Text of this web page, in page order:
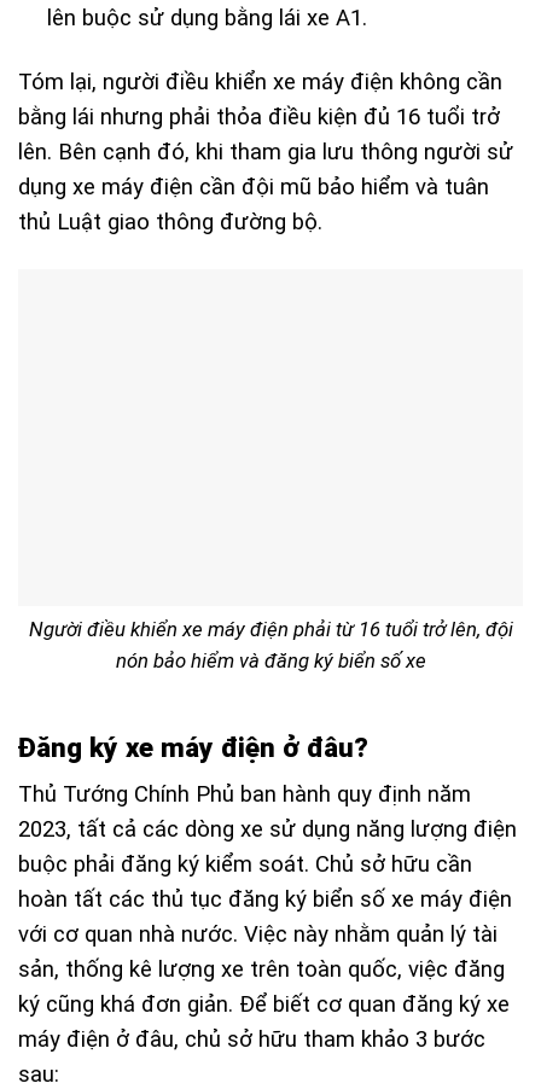
lên buộc sử dụng bằng lái xe A1.
Tóm lại, người điều khiển xe máy điện không cần
bằng lái nhưng phải thỏa điều kiện đủ 16 tuổi trở
lên. Bên cạnh đó, khi tham gia lưu thông người sử
dụng xe máy điện cần đội mũ bảo hiểm và tuân
thủ Luật giao thông đường bộ.
Người điều khiển xe máy điện phải từ 16 tuổi trở lên, đội
nón bảo hiểm và đăng ký biển số xe
Đăng ký xe máy điện ở đâu?
Thủ Tướng Chính Phủ ban hành quy định năm
2023, tất cả các dòng xe sử dụng năng lượng điện
buộc phải đăng ký kiểm soát. Chủ sở hữu cần
hoàn tất các thủ tục đăng ký biển số xe máy điện
với cơ quan nhà nước. Việc này nhằm quản lý tài
sản, thống kê lượng xe trên toàn quốc, việc đăng
ký cũng khá đơn giản. Để biết cơ quan đăng ký xe
máy điện ở đâu, chủ sở hữu tham khảo 3 bước
sau: